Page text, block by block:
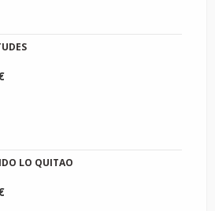
LO QUITAO